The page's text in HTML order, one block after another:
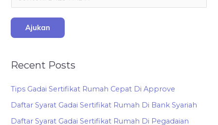
Ajukan
Recent Posts
Tips Gadai Sertifikat Rumah Cepat Di Approve
Daftar Syarat Gadai Sertifikat Rumah Di Bank Syariah
Daftar Syarat Gadai Sertifikat Rumah Di Pegadaian